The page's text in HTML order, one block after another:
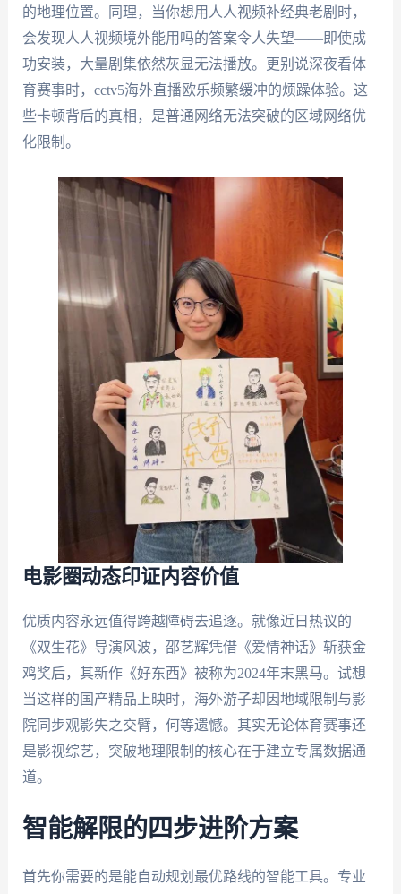
的地理位置。同理，当你想用人人视频补经典老剧时，
会发现人人视频境外能用吗的答案令人失望——即使成
功安装，大量剧集依然灰显无法播放。更别说深夜看体
育赛事时，cctv5海外直播欧乐频繁缓冲的烦躁体验。这
些卡顿背后的真相，是普通网络无法突破的区域网络优
化限制。
电影圈动态印证内容价值
优质内容永远值得跨越障碍去追逐。就像近日热议的
《双生花》导演风波，邵艺辉凭借《爱情神话》斩获金
鸡奖后，其新作《好东西》被称为2024年末黑马。试想
当这样的国产精品上映时，海外游子却因地域限制与影
院同步观影失之交臂，何等遗憾。其实无论体育赛事还
是影视综艺，突破地理限制的核心在于建立专属数据通
道。
智能解限的四步进阶方案
首先你需要的是能自动规划最优路线的智能工具。专业